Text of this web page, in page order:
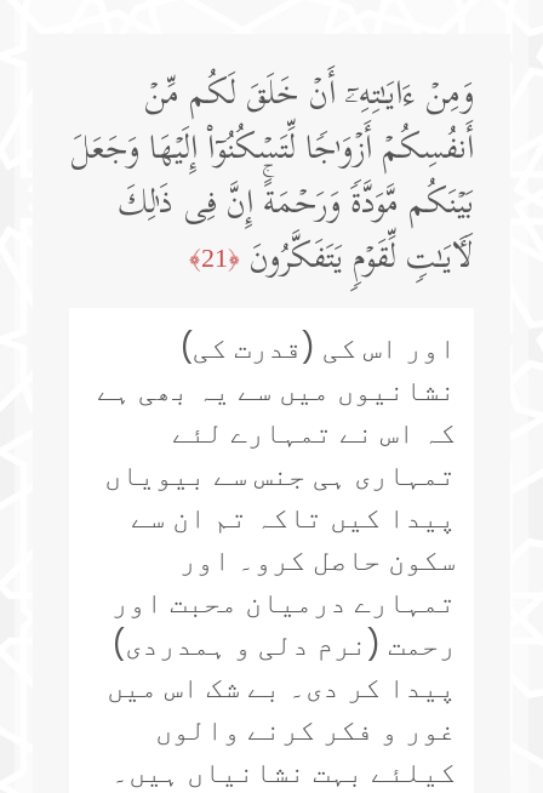
وَمِنۡ ءَایَـٰتِهِۦۤ أَنۡ خَلَقَ لَكُم مِّنۡ
أَنفُسِكُمۡ أَزۡوَ ٰ⁠جࣰا لِّتَسۡكُنُوۤا۟ إِلَیۡهَا وَجَعَلَ
بَیۡنَكُم مَّوَدَّةࣰ وَرَحۡمَةًۚ إِنَّ فِی ذَ ٰ⁠لِكَ
لَـَٔایَـٰتࣲ لِّقَوۡمࣲ یَتَفَكَّرُونَ ﴿21﴾
اور اس کی (قدرت کی)
نشانیوں میں سے یہ بھی ہے
کہ اس نے تمہارے لئے
تمہاری ہی جنس سے بیویاں
پیدا کیں تاکہ تم ان سے
سکون حاصل کرو۔ اور
تمہارے درمیان محبت اور
رحمت (نرم دلی و ہمدردی)
پیدا کر دی۔ بے شک اس میں
غور و فکر کرنے والوں
کیلئے بہت نشانیاں ہیں۔